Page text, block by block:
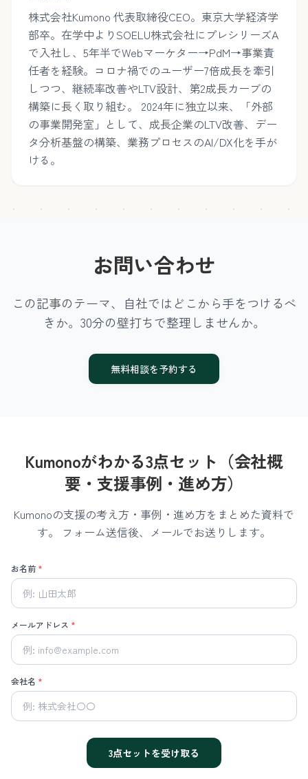
株式会社Kumono 代表取締役CEO。東京大学経済学
部卒。在学中よりSOELU株式会社にプレシリーズA
で入社し、5年半でWebマーケター→PdM→事業責
任者を経験。コロナ禍でのユーザー7倍成長を牽引
しつつ、継続率改善やLTV設計、第2成長カーブの
構築に長く取り組む。 2024年に独立以来、「外部
の事業開発室」として、成長企業のLTV改善、デー
タ分析基盤の構築、業務プロセスのAI/DX化を手が
ける。
お問い合わせ
この記事のテーマ、自社ではどこから手をつけるべ
きか。30分の壁打ちで整理しませんか。
無料相談を予約する
Kumonoがわかる3点セット（会社概
要・支援事例・進め方）
Kumonoの支援の考え方・事例・進め方をまとめた資料で
す。
フォーム送信後、メールでお送りします。
お名前 *
メールアドレス *
会社名 *
3点セットを受け取る